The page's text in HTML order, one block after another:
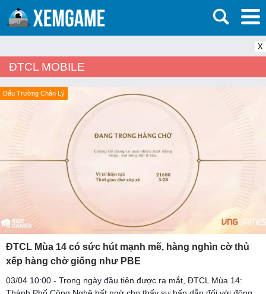
X
ĐTCL MOBILE
Đấu Trường Chân Lý
ĐTCL Mùa 14 có sức hút mạnh mẽ, hàng nghìn cờ thủ
xếp hàng chờ giống như PBE
03/04 10:00 - Trong ngày đầu tiên được ra mắt, ĐTCL Mùa 14: